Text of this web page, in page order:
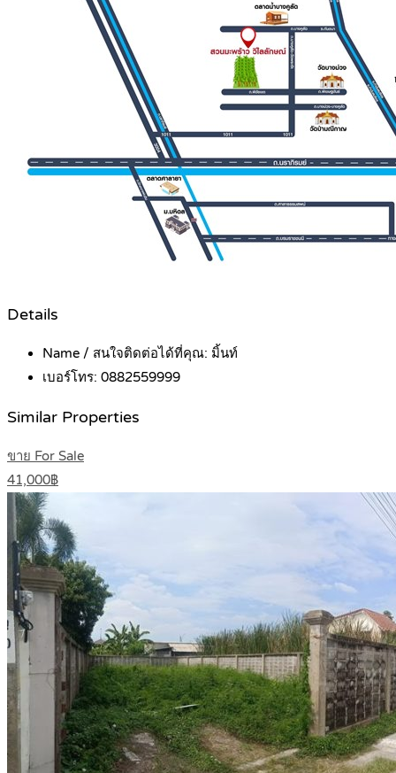
Details
Name / สนใจติดต่อได้ที่คุณ: มิ้นท์
เบอร์โทร: 0882559999
Similar Properties
ขาย For Sale
41,000฿